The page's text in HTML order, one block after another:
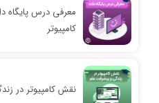
معرفی درس پایگاه
کامپیوتر
نقش کامپیوتر در